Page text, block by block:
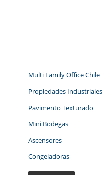
Multi Family Office Chile
Propiedades Industriales
Pavimento Texturado
Mini Bodegas
Ascensores
Congeladoras